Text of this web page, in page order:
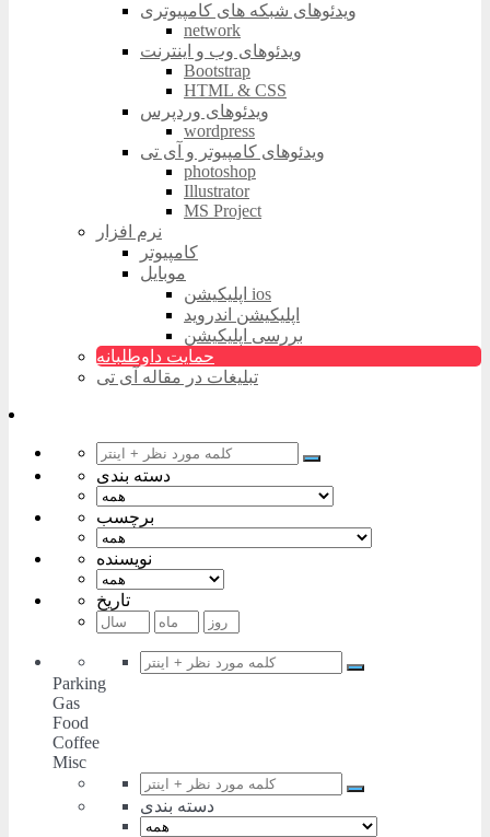
ویدئوهای شبکه های کامپیوتری
network
ویدئوهای وب و اینترنت
Bootstrap
HTML & CSS
ویدئوهای وردپرس
wordpress
ویدئوهای کامپیوتر و آی تی
photoshop
Illustrator
MS Project
نرم افزار
کامپیوتر
موبایل
اپلیکیشن ios
اپلیکیشن اندروید
بررسی اپلیکیشن
حمایت داوطلبانه
تبلیغات در مقاله آی تی
دسته بندی
برچسب
نویسنده
تاریخ
Parking
Gas
Food
Coffee
Misc
دسته بندی